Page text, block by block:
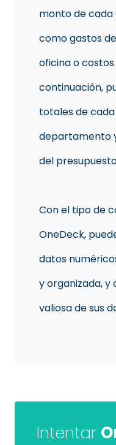
monto de
como gastos
oficina o
continuación,
totales de
departamento
del
Con el tipo de
OneDeck,
datos
y organizada,
valiosa de sus
Intentar